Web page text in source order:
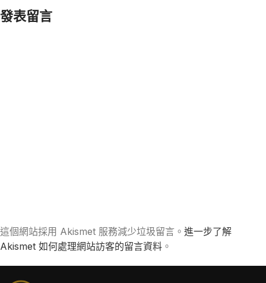
發表留言
這個網站採用 Akismet 服務減少垃圾留言。 進一步了解
Akismet 如何處理網站訪客的留言資料 。